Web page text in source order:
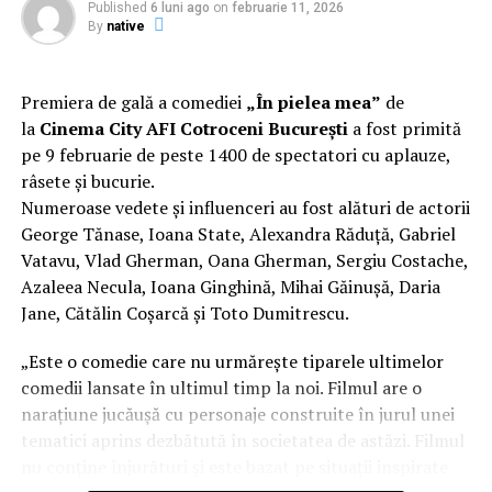
masteratului în regie de film de la MetFilm School
Londra, a colaborat la realizarea primului său
parteAdrian Pădurețu (imagine), Bogdan Ivanovici
(sunet), Anca Miron (scenografie), Francisca Vass
(costume).
O comedie actuală și colorată, filmul„În pielea mea”
are premiera națională pe 10 februarie, distribuit de
T.R.I.B.E. Films.
Mai multe detalii, imagini de la filmări, fragmente din
film și declarații din partea actorilor sunt disponibile pe
paginile social media ale filmului deFacebook,
Instagram,TikTok .
„În Pielea Mea”
este un film produs de: CB MOTION
Published 6 luni ago on februarie 11, 2026
By native
Premiera de gală a comediei „În pielea mea” de
la Cinema City AFI Cotroceni Bucureștia fost primită
pe 9 februarie de peste 1400 de spectatori cu aplauze,
râsete și bucurie.
Numeroase vedete și influenceri au fost alături de actorii
George Tănase, Ioana State, Alexandra Răduță, Gabriel
Vatavu, Vlad Gherman, Oana Gherman, Sergiu Costache,
Azaleea Necula, Ioana Ginghină, Mihai Găinușă, Daria
Jane, Cătălin Coșarcă și Toto Dumitrescu.
„Este o comedie care nu urmărește tiparele ultimelor
comedii lansate în ultimul timp la noi. Filmul are o
narațiune jucăușă cu personaje construite în jurul unei
tematici aprins dezbătută în societatea de astăzi. Filmul